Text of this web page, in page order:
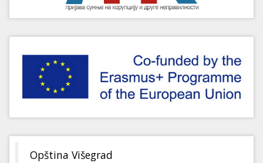
Opština Višegrad